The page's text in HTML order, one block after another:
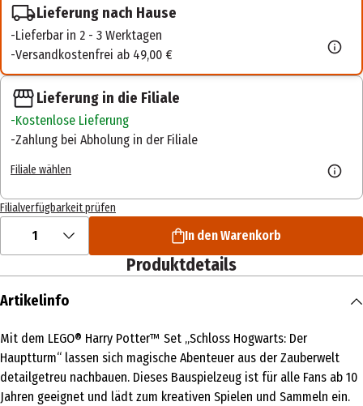
Lieferung nach Hause
Lieferbar in 2 - 3 Werktagen
Versandkostenfrei ab 49,00 €
Lieferung in die Filiale
Kostenlose Lieferung
Zahlung bei Abholung in der Filiale
Filiale wählen
Filialverfügbarkeit prüfen
1 In den Warenkorb
Produktdetails
Artikelinfo
Mit dem LEGO® Harry Potter™ Set „Schloss Hogwarts: Der
Hauptturm“ lassen sich magische Abenteuer aus der Zauberwelt
detailgetreu nachbauen. Dieses Bauspielzeug ist für alle Fans ab 10
Jahren geeignet und lädt zum kreativen Spielen und Sammeln ein.